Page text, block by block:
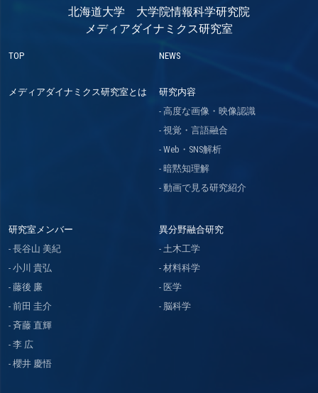
北海道大学 大学院情報科学研究院
メディアダイナミクス研究室
TOP NEWS
メディアダイナミクス研究室とは
研究内容
高度な画像・映像認識
視覚・言語融合
Web・SNS解析
暗黙知理解
動画で見る研究紹介
研究室メンバー
長谷山 美紀
小川 貴弘
藤後 廉
前田 圭介
斉藤 直輝
李 広
櫻井 慶悟
異分野融合研究
土木工学
材料科学
医学
脳科学